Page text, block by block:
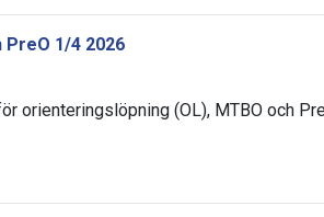
1/4 2026
orienteringslöpning (OL), MTBO och